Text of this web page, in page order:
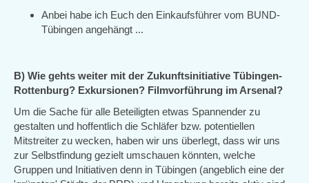
external)
Anbei habe ich Euch den Einkaufsführer vom BUND-
Tübingen angehängt ...
B) Wie gehts weiter mit der Zukunftsinitiative Tübingen-
Rottenburg? Exkursionen? Filmvorführung im Arsenal?
Um die Sache für alle Beteiligten etwas Spannender zu
gestalten und hoffentlich die Schläfer bzw. potentiellen
Mitstreiter zu wecken, haben wir uns überlegt, dass wir uns
zur Selbstfindung gezielt umschauen könnten, welche
Gruppen und Initiativen denn in Tübingen (angeblich eine der